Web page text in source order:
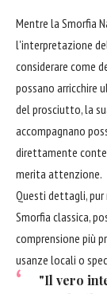
Mentre la Smorfia
l'interpretazione
considerare come
possano arricchire
del prosciutto, la
accompagnano
direttamente
merita attenzione.
Questi dettagli,
Smorfia classica,
comprensione più
usanze locali o
"Il vero